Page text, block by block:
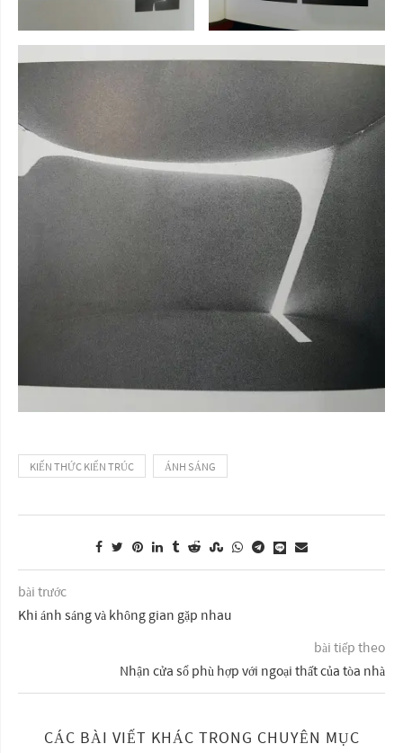
KIẾN THỨC KIẾN TRÚC ÁNH SÁNG
bài trước
Khi ánh sáng và không gian gặp nhau
bài tiếp theo
Nhận cửa sổ phù hợp với ngoại thất của tòa nhà
CÁC BÀI VIẾT KHÁC TRONG CHUYÊN MỤC